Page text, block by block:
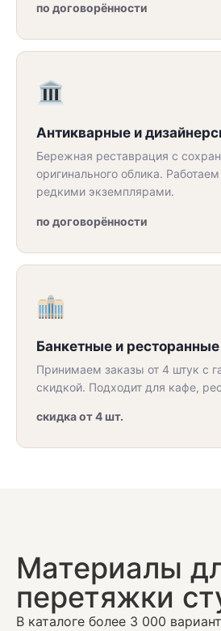
по договорённости
Антикварные и
Бережная реставрация с
оригинального облика.
редкими экземплярами.
по договорённости
Банкетные и
Принимаем заказы от 4 штук с
скидкой. Подходит для кафе,
скидка от 4 шт.
Материалы
перетяжки
В каталоге более 3 000